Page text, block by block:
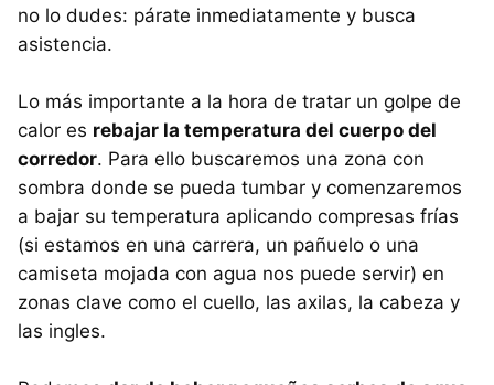
no lo dudes: párate inmediatamente y busca
asistencia.
Lo más importante a la hora de tratar un golpe de
calor es rebajar la temperatura del cuerpo del
corredor. Para ello buscaremos una zona con
sombra donde se pueda tumbar y comenzaremos
a bajar su temperatura aplicando compresas frías
(si estamos en una carrera, un pañuelo o una
camiseta mojada con agua nos puede servir) en
zonas clave como el cuello, las axilas, la cabeza y
las ingles.